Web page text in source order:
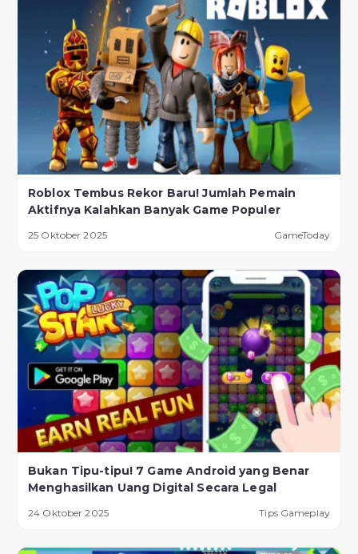
Roblox Tembus Rekor Baru! Jumlah Pemain
Aktifnya Kalahkan Banyak Game Populer
25 Oktober 2025 GameToday
Bukan Tipu-tipu! 7 Game Android yang Benar
Menghasilkan Uang Digital Secara Legal
24 Oktober 2025 Tips Gameplay